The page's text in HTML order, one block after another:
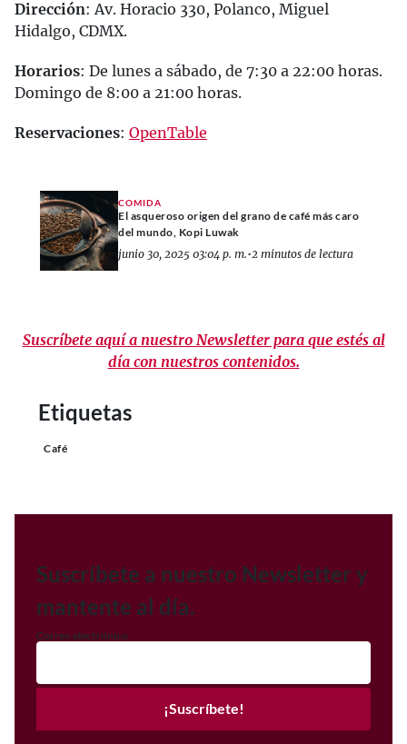
Dirección: Av. Horacio 330, Polanco, Miguel
Hidalgo, CDMX.
Horarios: De lunes a sábado, de 7:30 a 22:00 horas.
Domingo de 8:00 a 21:00 horas.
Reservaciones: OpenTable
COMIDA
El asqueroso origen del grano de café más caro
del mundo, Kopi Luwak
junio 30, 2025 03:04 p. m.•2 minutos de lectura
Suscríbete aquí a nuestro Newsletter para que estés al
día con nuestros contenidos.
Etiquetas
Café
Suscríbete a nuestro Newsletter y
mantente al día.
Correo electrónico
¡Suscríbete!